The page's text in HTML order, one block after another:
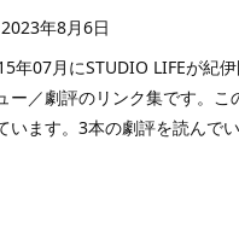
2023年8月6日
年07月にSTUDIO LIFEが紀
ー／劇評のリンク集です。
います。3本の劇評を読んで